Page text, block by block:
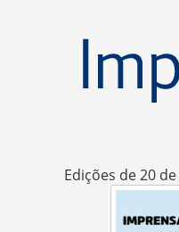
Edições de 20